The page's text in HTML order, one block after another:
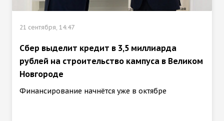
21 сентября, 14:47
Сбер выделит кредит в 3,5 миллиарда
рублей на строительство кампуса в Великом
Новгороде
Финансирование начнётся уже в октябре